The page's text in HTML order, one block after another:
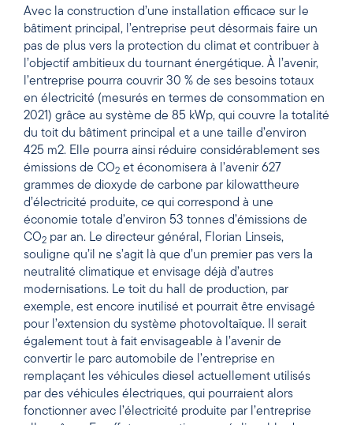
Avec la construction d’une installation efficace sur le
bâtiment principal, l’entreprise peut désormais faire un
pas de plus vers la protection du climat et contribuer à
l’objectif ambitieux du tournant énergétique. À l’avenir,
l’entreprise pourra couvrir 30 % de ses besoins totaux
en électricité (mesurés en termes de consommation en
2021) grâce au système de 85 kWp, qui couvre la totalité
du toit du bâtiment principal et a une taille d’environ
425 m2. Elle pourra ainsi réduire considérablement ses
émissions de CO2 et économisera à l’avenir 627
grammes de dioxyde de carbone par kilowattheure
d’électricité produite, ce qui correspond à une
économie totale d’environ 53 tonnes d’émissions de
CO2 par an. Le directeur général, Florian Linseis,
souligne qu’il ne s’agit là que d’un premier pas vers la
neutralité climatique et envisage déjà d’autres
modernisations. Le toit du hall de production, par
exemple, est encore inutilisé et pourrait être envisagé
pour l’extension du système photovoltaïque. Il serait
également tout à fait envisageable à l’avenir de
convertir le parc automobile de l’entreprise en
remplaçant les véhicules diesel actuellement utilisés
par des véhicules électriques, qui pourraient alors
fonctionner avec l’électricité produite par l’entreprise